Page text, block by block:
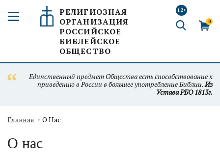
РЕЛИГИОЗНАЯ
ОРГАНИЗАЦИЯ
РОССИЙСКОЕ
БИБЛЕЙСКОЕ
ОБЩЕСТВО
12+
0
Единственный предмет Общества есть способствование к
приведению в России в большее употребление Библии.Из
Устава РБО 1813г.
Главная О Нас
О нас